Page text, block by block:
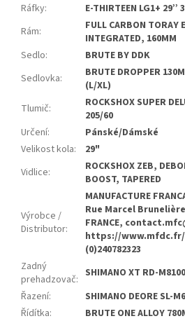
Ráfky:
E-THIRTEEN LG1+ 29’’
Rám:
FULL CARBON TORAY
INTEGRATED, 160MM
Sedlo:
BRUTE BY DDK
Sedlovka:
BRUTE DROPPER
(L/XL)
Tlumič:
ROCKSHOX SUPER
205/60
Určení:
Pánské/Dámské
Velikost kola:
29"
Vidlice:
ROCKSHOX ZEB,
BOOST, TAPERED
Výrobce /
Distributor:
MANUFACTURE
Rue Marcel
FRANCE,
https://www.mfdc.fr/
(0)240782323
Zadný
prehadzovač: SHIMANO XT RD-
Řazení:
SHIMANO DEORE SL-
Řídítka: BRUTE ONE ALLOY